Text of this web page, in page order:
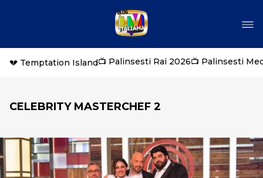
💔 Temptation Island📺 Palinsesti Rai 2026📺 Palinsesti
CELEBRITY MASTERCHEF 2